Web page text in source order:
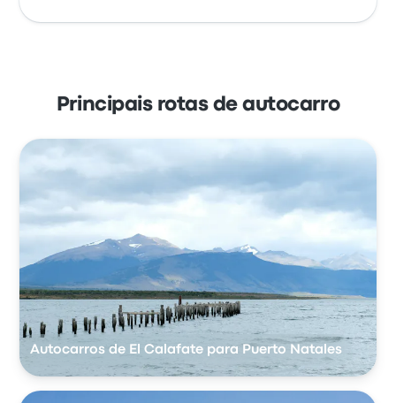
Principais rotas de autocarro
Autocarros de El Calafate para Puerto Natales